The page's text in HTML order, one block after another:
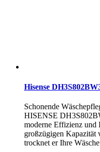
Hisense
Schonende
HISENSE
moderne Effizienz
großzügigen Kapazität
trocknet er Ihre